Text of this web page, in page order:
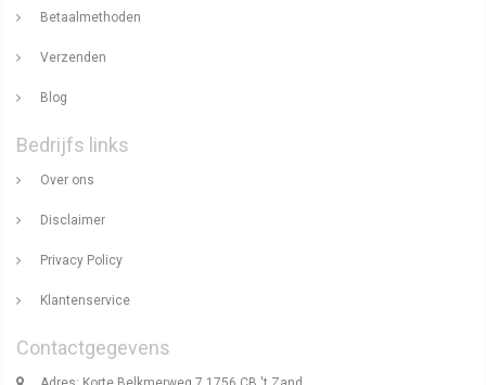
Betaalmethoden
Verzenden
Blog
Bedrijfs links
Over ons
Disclaimer
Privacy Policy
Klantenservice
Contactgegevens